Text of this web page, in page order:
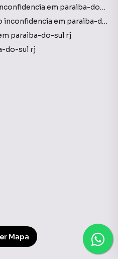
Imóveis à venda no bairro inconfidencia em paraiba-do-sul rj
Empreendimento no bairro inconfidencia em paraiba-do-sul rj
paraiba-do-sul rj
do-sul rj
Mapa